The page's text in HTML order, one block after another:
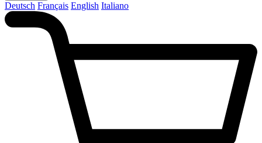
Deutsch Français English Italiano